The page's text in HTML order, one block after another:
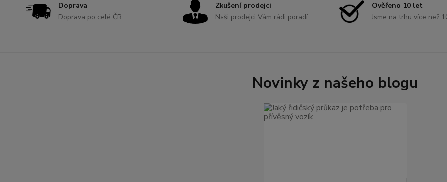
Doprava
Doprava po celé ČR
Zkušení prodejci
Naši prodejci Vám rádi poradí
Ověřeno 10 let
Jsme na trhu více než
Novinky z našeho blogu